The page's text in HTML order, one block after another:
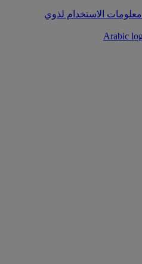
معلومات الاستخدام لذوي